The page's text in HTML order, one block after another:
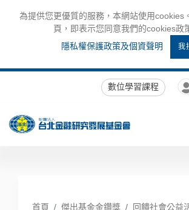
為提供您更優質的服務，本網站使用cookies
頁，即表示您同意我們的cookies政
隱私權保護政策及個資聲明
我
數位學習課程
首頁 傑出基金金鑽獎
回饋社會公益